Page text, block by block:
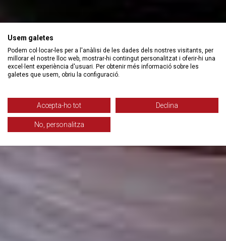
Usem galetes
Podem col·locar-les per a l'anàlisi de les dades dels nostres visitants, per
millorar el nostre lloc web, mostrar-hi contingut personalitzat i oferir-hi una
excel·lent experiència d'usuari. Per obtenir més informació sobre les
galetes que usem, obriu la configuració.
Accepta-ho tot Declina
No, personalitza